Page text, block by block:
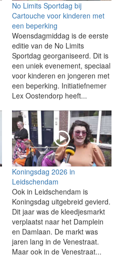
No Limits Sportdag bij
Cartouche voor kinderen met
een beperking
Woensdagmiddag is de eerste
editie van de No Limits
Sportdag georganiseerd. Dit is
een uniek evenement, speciaal
voor kinderen en jongeren met
een beperking. Initiatiefnemer
Lex Oostendorp heeft...
Koningsdag 2026 in
Leidschendam
Ook in Leidschendam is
Koningsdag uitgebreid gevierd.
Dit jaar was de kleedjesmarkt
verplaatst naar het Damplein
en Damlaan. De markt was
jaren lang in de Venestraat.
Maar ook in de Venestraat...